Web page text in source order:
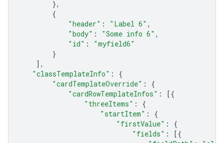
},
{
"header" : "Label 6" ,
"body" : "Some info 6" ,
"id" :
"myfield6"
}
],
"classTemplateInfo" :
{
"cardTemplateOverride" :
{
"cardRowTemplateInfos" :
[{
"threeItems" :
{
"startItem" :
{
"firstValue" :
{
"fields" :
[{